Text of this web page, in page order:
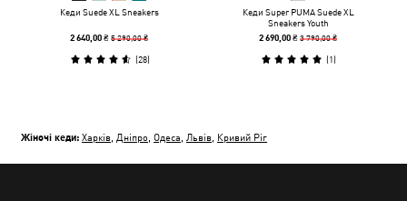
Кеди Suede XL Sneakers
2 640,00 ₴5 290,00 ₴
(28)
Кеди Super PUMA Suede XL
Sneakers Youth
2 690,00 ₴3 790,00 ₴
(1)
Жіночі кеди: Харків Дніпро Одеса Львів Кривий Ріг